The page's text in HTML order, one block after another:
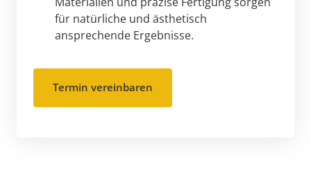
für natürliche und ästhetisch
ansprechende Ergebnisse.
Termin vereinbaren